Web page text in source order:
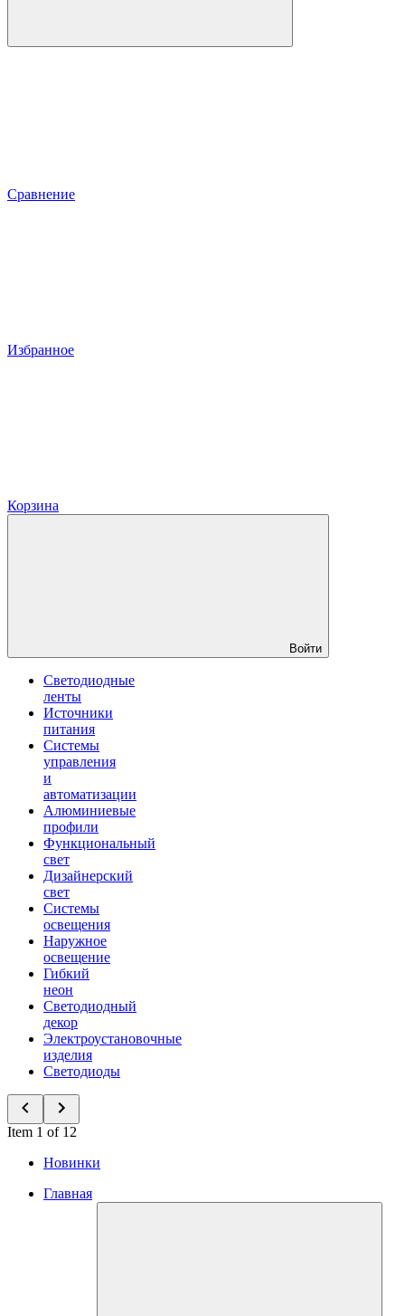
Сравнение
Избранное
Корзина
Войти
Светодиодные
ленты
Источники
питания
Системы
управления
и
автоматизации
Алюминиевые
профили
Функциональный
свет
Дизайнерский
свет
Системы
освещения
Наружное
освещение
Гибкий
неон
Светодиодный
декор
Электроустановочные
изделия
Светодиоды
Item 1 of 12
Новинки
Главная